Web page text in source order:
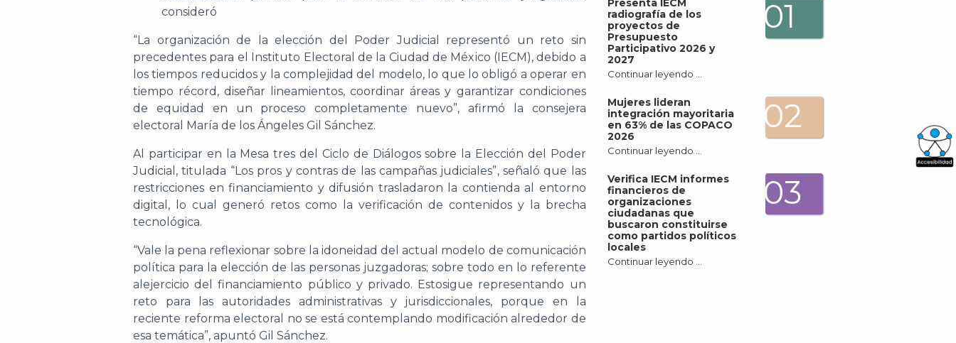
consideró
“La organización de la elección del Poder Judicial representó un reto sin
precedentes para el Instituto Electoral de la Ciudad de México (IECM), debido a
los tiempos reducidos y la complejidad del modelo, lo que loobligó a operar en
tiempo récord, diseñar lineamientos, coordinar áreas y garantizar condiciones
de equidad en un proceso completamente nuevo”, afirmó la consejera
electoral María de los Ángeles Gil Sánchez.
Al participar en la Mesa tres del Ciclo de Diálogos sobre la Elección del Poder
Judicial , titulada “Los pros y contras de las campañas judiciales”, señaló que las
restricciones en financiamiento y difusión trasladaron la contienda al entorno
digital, lo cual
generó retos como la verificación de contenidos y la brecha
tecnológica.
“Vale la pena reflexionar sobre la idoneidad del actual modelo de comunicación
política para la elección de las personas juzgadoras; sobre todo en lo referente
al ejercicio del financiamiento público y privado. Estosigue representando un
reto para las autoridades administrativas yjurisdiccionales, porque en la
reciente reforma electoral no se está contemplando modificación alrededor de
esa temática”, apuntó Gil Sánchez.
Presenta IECM
radiografía de los
proyectos de
Presupuesto
Participativo 2026 y
2027
Continuar leyendo …
01
Mujeres lideran
integración mayoritaria
en 63% de las COPACO
2026
Continuar leyendo …
02
Verifica IECM informes
financieros de
organizaciones
ciudadanas que
buscaron constituirse
como partidos políticos
locales
Continuar leyendo …
03